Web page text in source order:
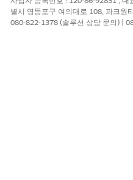
별시 영등포구 여의대로 108, 파크원
080-822-1378 (솔루션 상담 문의) |